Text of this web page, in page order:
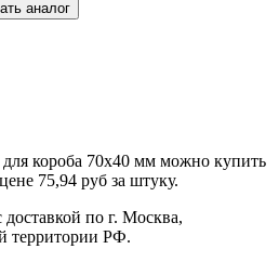
аналог
короба 70х40 мм можно купить
75,94 руб за штуку.
по г. Москва,
территории РФ.